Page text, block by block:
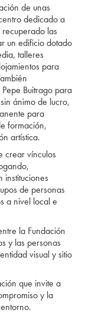
de unas
dedicado a
las
un edificio dotado
talleres
para
Buitrago para
ánimo de lucro,
para
formación,
artística.
crear vínculos
instituciones
de personas
a nivel local e
la Fundación
y las personas
visual y sitio
que invite a
y la